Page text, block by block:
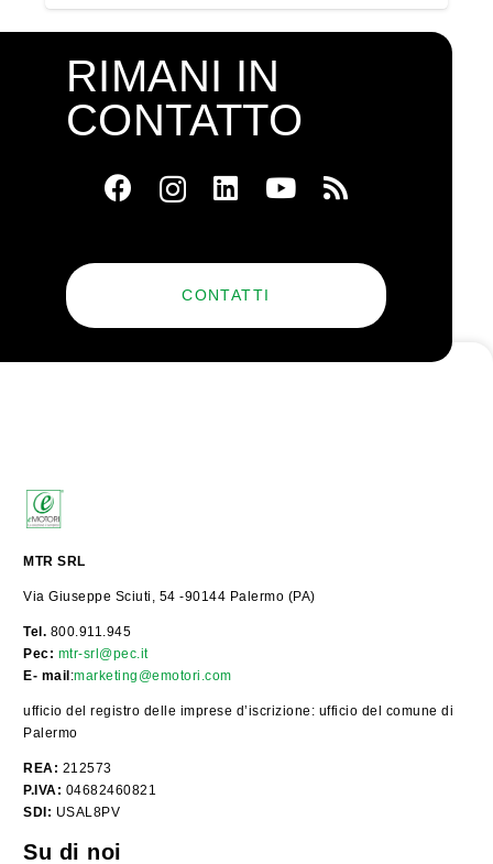
RIMANI IN
CONTATTO
CONTATTI
MTR SRL
Via Giuseppe Sciuti, 54 -90144 Palermo (PA)
Tel. 800.911.945
Pec: mtr-srl@pec.it
E- mail :marketing@emotori.com
ufficio del registro delle imprese d’iscrizione: ufficio del comune di
Palermo
REA: 212573
P.IVA: 04682460821
SDI: USAL8PV
Su di noi